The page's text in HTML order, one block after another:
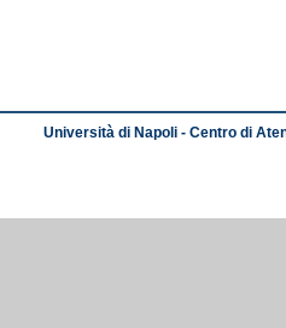
Università di Napoli - Centro di